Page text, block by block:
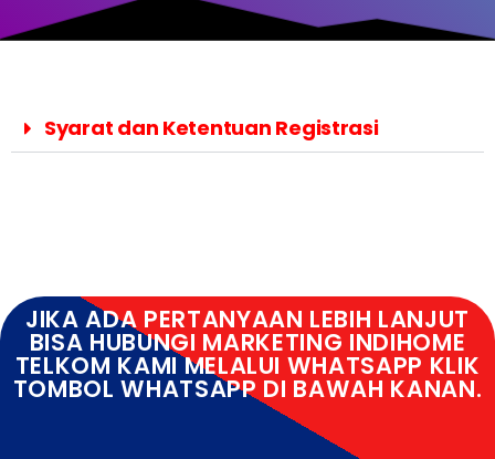
Syarat dan Ketentuan Registrasi
JIKA ADA PERTANYAAN LEBIH LANJUT
BISA HUBUNGI MARKETING INDIHOME
TELKOM KAMI MELALUI WHATSAPP KLIK
TOMBOL WHATSAPP DI BAWAH KANAN.